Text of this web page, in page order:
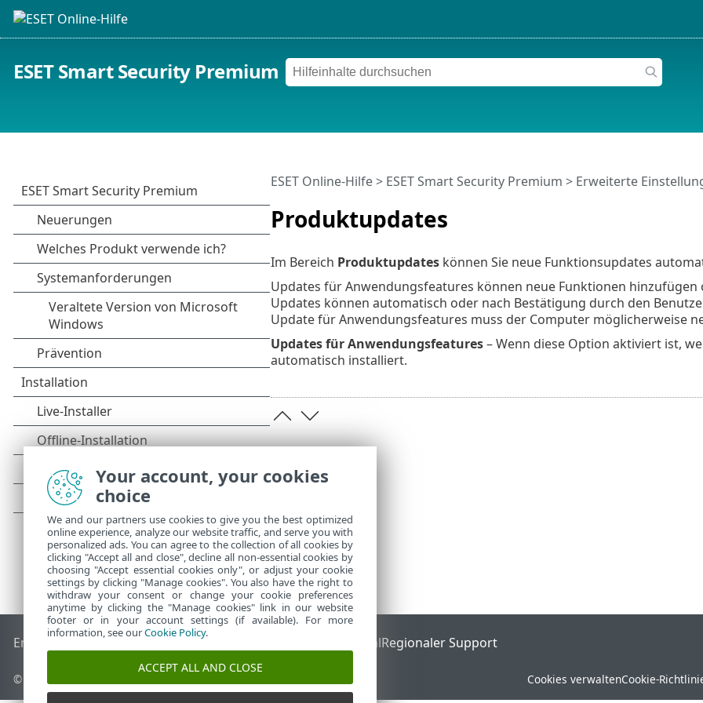
ESET Smart Security Premium
Produktupdates
ESET Online-Hilfe> ESET Smart Security Premium > Erweiterte
Im Bereich Produktupdateskönnen Sie neue Funktionsupdates
Updates für Anwendungsfeatures können neue Funktionen
Updates können automatisch oder nach Bestätigung durch den
Update für Anwendungsfeatures muss der Computer möglicherweise
Updates für Anwendungsfeatures– Wenn diese Option aktiviert ist,
automatisch installiert.
End of Life ESET KnowledgebaseESET-Forum ESET Status PortalRegionaler Support
© 1992 - 2025 ESET, spol. s r. o. - Alle Rechte vorbehalten. Cookies verwaltenCookie-
Your account, your cookies
choice
We and our partners use cookies to give you the best optimized
online experience, analyze our website traffic, and serve you with
personalized ads. You can agree to the collection of all cookies by
clicking "Accept all and close", decline all non-essential cookies by
choosing "Accept essential cookies only", or adjust your cookie
settings by clicking "Manage cookies". You also have the right to
withdraw your consent or change your cookie preferences
anytime by clicking the "Manage cookies" link in our website
footer or in your account settings (if available). For more
information, see ourCookie Policy.
ACCEPT ALL AND CLOSE